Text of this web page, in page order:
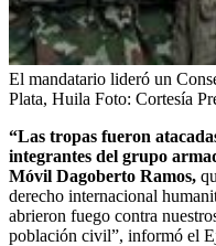
El mandatario lideró un
Plata, Huila Foto: Cortesía
“Las tropas fueron
integrantes del grupo
Móvil Dagoberto Ramos,
derecho internacional
abrieron fuego contra
población civil”, informó el